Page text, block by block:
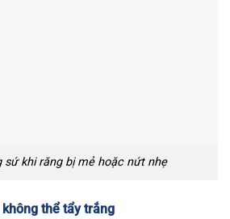
sứ khi răng bị mẻ hoặc nứt nhẹ
thể tẩy trắng